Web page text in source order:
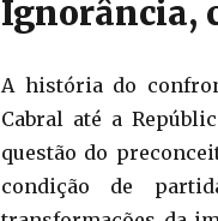
Ignorância,
A história do
Cabral até a
questão do
condição de